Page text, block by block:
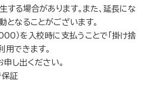
る場合があります。また、延長にな
となることがございます。
）を入校時に支払うことで「掛け捨
用できます。
し出ください。
保証